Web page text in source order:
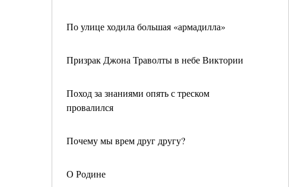
По улице ходила большая «армадилла»
Призрак Джона Траволты в небе Виктории
Поход за знаниями опять с треском
провалился
Почему мы врем друг другу?
О Родине